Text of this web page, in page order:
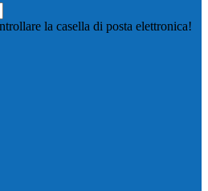
la casella di posta elettronica!